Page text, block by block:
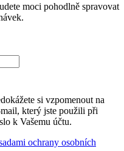
moci pohodlně spravovat
si vzpomenout na
který jste použili při
k Vašemu účtu.
ochrany osobních